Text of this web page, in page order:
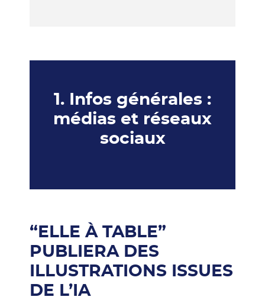
1. Infos générales :
médias et réseaux
sociaux
“ELLE À TABLE”
PUBLIERA DES
ILLUSTRATIONS ISSUES
DE L’IA